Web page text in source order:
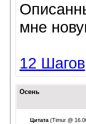
мне
12 Шагов
Осень
Цитата (Timur @